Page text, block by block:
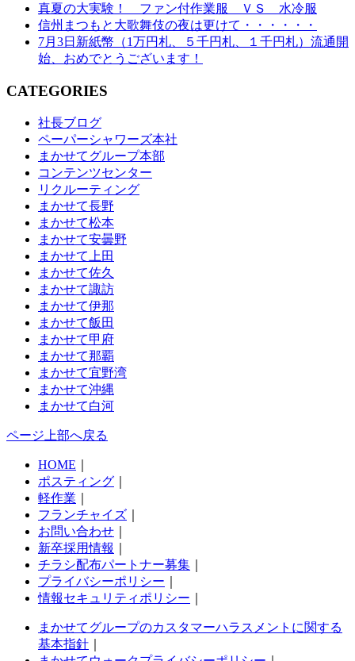
真夏の大実験！ ファン付作業服 ＶＳ 水冷服
信州まつもと大歌舞伎の夜は更けて・・・・・・
7月3日新紙幣（1万円札、５千円札、１千円札）流通開
始、おめでとうございます！
CATEGORIES
社長ブログ
ペーパーシャワーズ本社
まかせてグループ本部
コンテンツセンター
リクルーティング
まかせて長野
まかせて松本
まかせて安曇野
まかせて上田
まかせて佐久
まかせて諏訪
まかせて伊那
まかせて飯田
まかせて甲府
まかせて那覇
まかせて宜野湾
まかせて沖縄
まかせて白河
ページ上部へ戻る
HOME
ポスティング
軽作業
フランチャイズ
お問い合わせ
新卒採用情報
チラシ配布パートナー募集
プライバシーポリシー
情報セキュリティポリシー
まかせてグループのカスタマーハラスメントに関する
基本指針